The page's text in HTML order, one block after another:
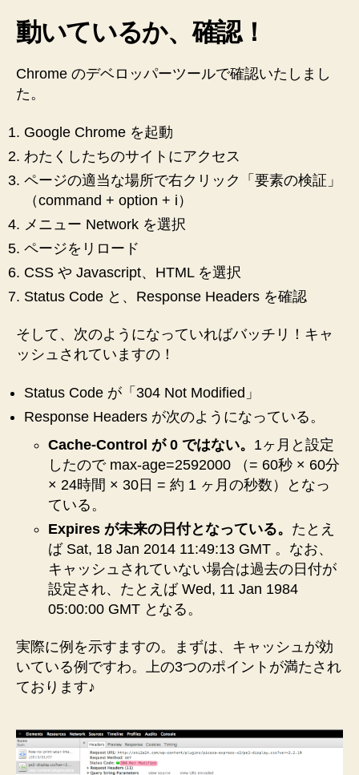
動いているか、確認！
Chrome のデベロッパーツールで確認いたしまし
た。
Google Chrome を起動
わたくしたちのサイトにアクセス
ページの適当な場所で右クリック「要素の検証」
（command + option + i）
メニュー Network を選択
ページをリロード
CSS や Javascript、HTML を選択
Status Code と、Response Headers を確認
そして、次のようになっていればバッチリ！キャ
ッシュされていますの！
Status Code が「304 Not Modified」
Response Headers が次のようになっている。
Cache-Control が 0 ではない。 1ヶ月と設定
したので max-age=2592000 （= 60秒 × 60分
× 24時間 × 30日 = 約 1 ヶ月の秒数）となっ
ている。
Expires が未来の日付となっている。 たとえ
ば Sat, 18 Jan 2014 11:49:13 GMT 。なお、
キャッシュされていない場合は過去の日付が
設定され、たとえば Wed, 11 Jan 1984
05:00:00 GMT となる。
実際に例を示すますの。まずは、キャッシュが効
いている例ですわ。上の3つのポイントが満たされ
ております♪